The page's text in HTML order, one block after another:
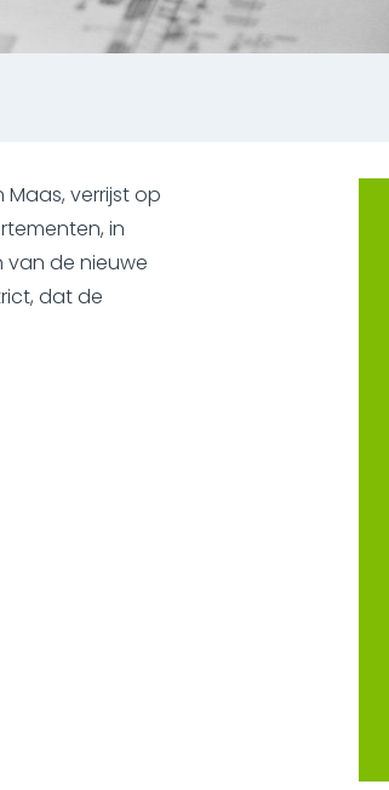
verrijst op
in
van de nieuwe
dat de